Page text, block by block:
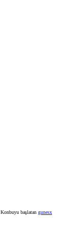
Konbuyu başlatan gunesx